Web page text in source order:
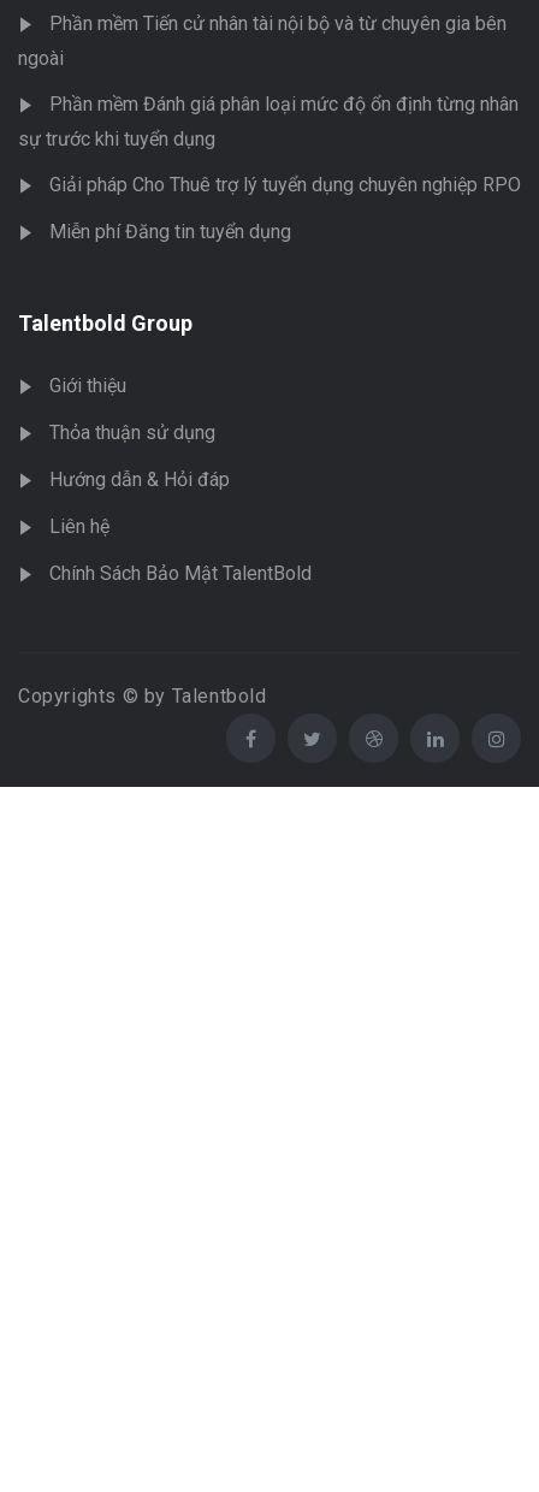
Phần mềm Tiến cử nhân tài nội bộ và từ chuyên gia bên
ngoài
Phần mềm Đánh giá phân loại mức độ ổn định từng nhân
sự trước khi tuyển dụng
Giải pháp Cho Thuê trợ lý tuyển dụng chuyên nghiệp RPO
Miễn phí Đăng tin tuyển dụng
Talentbold Group
Giới thiệu
Thỏa thuận sử dụng
Hướng dẫn & Hỏi đáp
Liên hệ
Chính Sách Bảo Mật TalentBold
Copyrights © by Talentbold